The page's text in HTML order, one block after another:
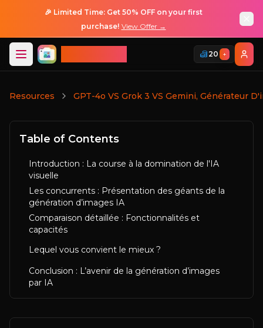
🎉 Limited Time: Get 50% OFF on your first
purchase! View Offer →
20 +
Resources GPT-4o VS Grok 3 VS Gemini, Générateur
Table of Contents
Introduction : La course à la domination de l'IA
visuelle
Les concurrents : Présentation des géants de la
génération d’images IA
Comparaison détaillée : Fonctionnalités et
capacités
Lequel vous convient le mieux ?
Conclusion : L’avenir de la génération d’images
par IA